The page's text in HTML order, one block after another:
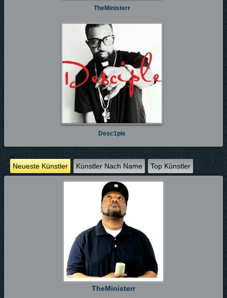
TheMinisterr
Desc1ple
Neueste Künstler Künstler Nach Name Top Künstler
TheMinisterr